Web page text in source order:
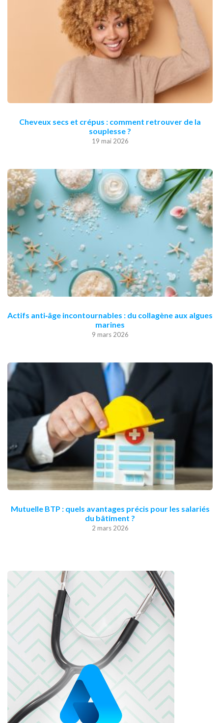
Cheveux secs et crépus : comment retrouver de la
souplesse ?
19 mai 2026
Actifs anti‑âge incontournables : du collagène aux algues
marines
9 mars 2026
Mutuelle BTP : quels avantages précis pour les salariés
du bâtiment ?
2 mars 2026